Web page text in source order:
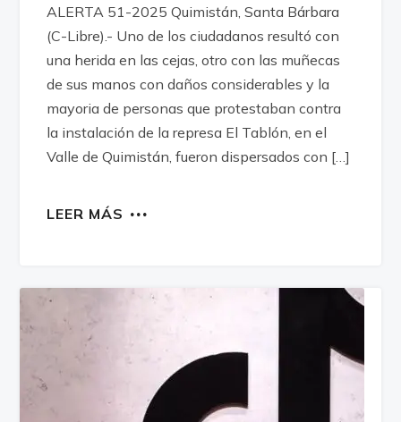
ALERTA 51-2025 Quimistán, Santa Bárbara
(C-Libre).- Uno de los ciudadanos resultó con
una herida en las cejas, otro con las muñecas
de sus manos con daños considerables y la
mayoria de personas que protestaban contra
la instalación de la represa El Tablón, en el
Valle de Quimistán, fueron dispersados con […]
LEER MÁS